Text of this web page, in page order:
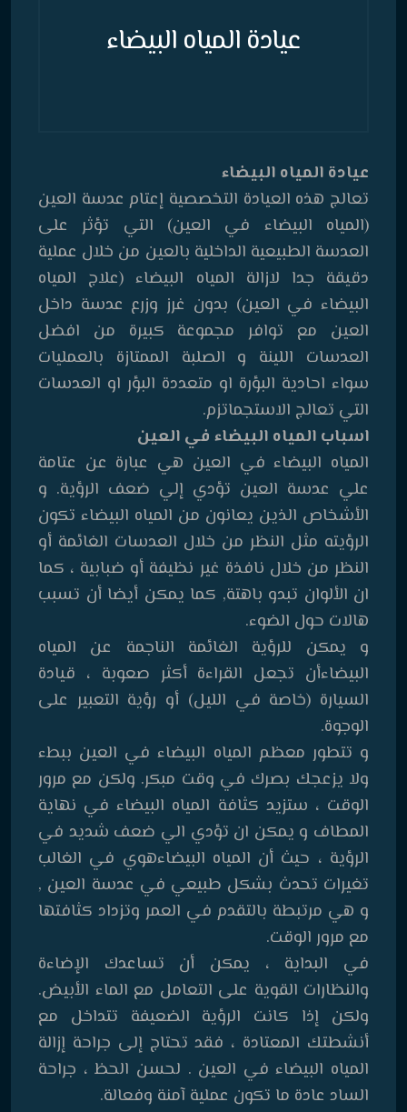
عيادة المياه البيضاء
عيادة المياه البيضاء
تعالج هذه العيادة التخصصية إعتام عدسة العين
(المياه البيضاء في العين) التي تؤثر على
العدسة الطبيعية الداخلية بالعين من خلال عملية
دقيقة جدا لازالة المياه البيضاء (علاج المياه
البيضاء في العين) بدون غرز وزرع عدسة داخل
العين مع توافر مجموعة كبيرة من افضل
العدسات اللينة و الصلبة الممتازة بالعمليات
سواء احادية البؤرة او متعددة البؤر او العدسات
التي تعالج الاستجماتزم.
اسباب المياه البيضاء في العين
المياه البيضاء في العين هي عبارة عن عتامة
علي عدسة العين تؤدي إلي ضعف الرؤية. و
الأشخاص الذين يعانون من المياه البيضاء تكون
الرؤيته مثل النظر من خلال العدسات الغائمة أو
النظر من خلال نافذة غير نظيفة أو ضبابية ، كما
ان الألوان تبدو باهتة, كما يمكن أيضا أن تسبب
هالات حول الضوء.
و يمكن للرؤية الغائمة الناجمة عن المياه
البيضاءأن تجعل القراءة أكثر صعوبة ، قيادة
السيارة (خاصة في الليل) أو رؤية التعبير على
الوجوة.
و تتطور معظم المياه البيضاء في العين ببطء
ولا يزعجك بصرك في وقت مبكر. ولكن مع مرور
الوقت ، ستزيد كثافة المياه البيضاء في نهاية
المطاف و يمكن ان تؤدي الي ضعف شديد في
الرؤية ، حيث أن المياه البيضاءهوي في الغالب
تغيرات تحدث بشكل طبيعي في عدسة العين ,
و هي مرتبطة بالتقدم في العمر وتزداد كثافتها
مع مرور الوقت.
في البداية ، يمكن أن تساعدك الإضاءة
والنظارات القوية على التعامل مع الماء الأبيض.
ولكن إذا كانت الرؤية الضعيفة تتداخل مع
أنشطتك المعتادة ، فقد تحتاج إلى جراحة إزالة
المياه البيضاء في العين . لحسن الحظ ، جراحة
الساد عادة ما تكون عملية آمنة وفعالة.